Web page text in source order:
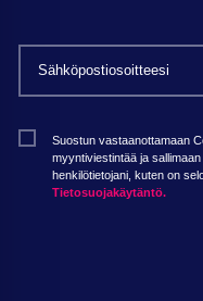
Suostun vastaanottamaan
myyntiviestintää ja
henkilötietojani, kuten on
Tietosuojakäytäntö.